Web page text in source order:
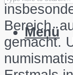
Menü
Bereich,
gemacht.